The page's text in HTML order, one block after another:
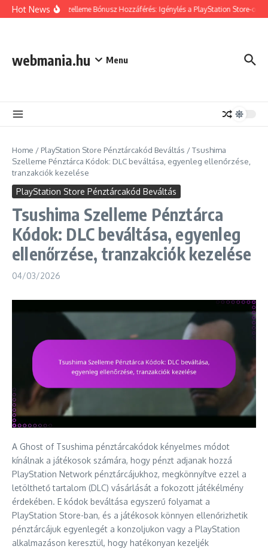
Skip to content
Hot News
Tsushima Szelleme Bónusz Hozzáférés: Igénylés a PlayStation Store-on,
webmania.hu Menu
Home / PlayStation Store Pénztárcakód Beváltás /Tsushima
Szelleme Pénztárca Kódok: DLC beváltása, egyenleg ellenőrzése,
tranzakciók kezelése
PlayStation Store Pénztárcakód Beváltás
Tsushima Szelleme Pénztárca
Kódok: DLC beváltása, egyenleg
ellenőrzése, tranzakciók kezelése
04/03/2026
A Ghost of Tsushima pénztárcakódok kényelmes módot
kínálnak a játékosok számára, hogy pénzt adjanak hozzá
PlayStation Network pénztárcájukhoz, megkönnyítve ezzel a
letölthető tartalom (DLC) vásárlását a fokozott játékélmény
érdekében. E kódok beváltása egyszerű folyamat a
PlayStation Store-ban, és a játékosok könnyen ellenőrizhetik
pénztárcájuk egyenlegét a konzoljukon vagy a PlayStation
alkalmazáson keresztül, hogy hatékonyan kezeljék